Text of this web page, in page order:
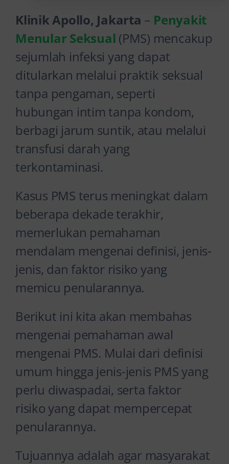
Klinik Apollo, Jakarta – Penyakit
Menular Seksual (PMS) mencakup
sejumlah infeksi yang dapat
ditularkan melalui praktik seksual
tanpa pengaman, seperti
hubungan intim tanpa kondom,
berbagi jarum suntik, atau melalui
transfusi darah yang
terkontaminasi.
Kasus PMS terus meningkat dalam
beberapa dekade terakhir,
memerlukan pemahaman
mendalam mengenai definisi, jenis-
jenis, dan faktor risiko yang
memicu penularannya.
Berikut ini kita akan membahas
mengenai pemahaman awal
mengenai PMS. Mulai dari definisi
umum hingga jenis-jenis PMS yang
perlu diwaspadai, serta faktor
risiko yang dapat mempercepat
penularannya.
Tujuannya adalah agar masyarakat